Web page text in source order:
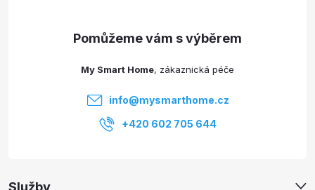
Služby
My Smart Home
info@mysmarthome.cz
+420 602 705 644